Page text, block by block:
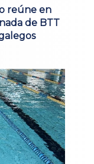
reúne en
de BTT